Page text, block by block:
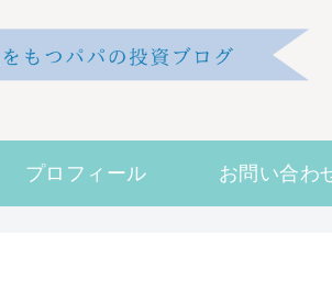
プロフィール お問い合わ